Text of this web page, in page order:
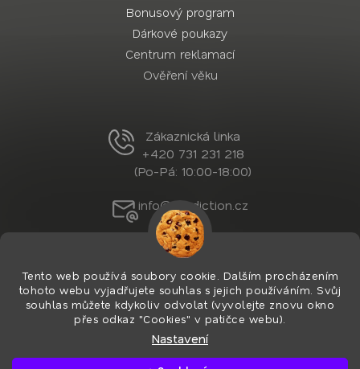
Tento web používá soubory cookie. Dalším procházením
tohoto webu vyjadřujete souhlas s jejich používáním. Svůj
souhlas můžete kdykoliv odvolat (vyvolejte znovu okno
přes odkaz "Cookies" v patičce webu).
Nastavení
Bonusový program
Dárkové poukazy
Centrum reklamací
Ověření věku
Zákaznická linka
+420 731 231 218
(Po-Pá: 10:00-18:00)
info@nordiction.cz
Vytvořil Shoptet Premium
Copyright 2026Nordiction.cz. Všechna práva